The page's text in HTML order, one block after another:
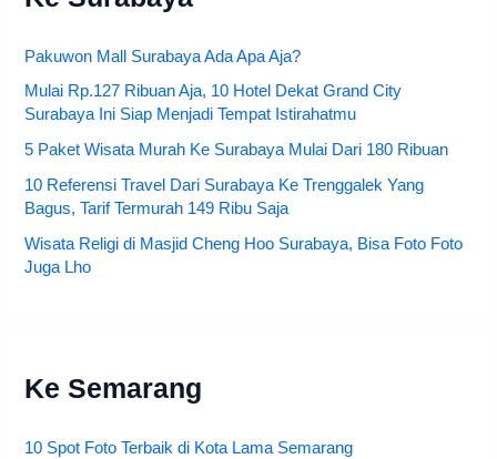
Pakuwon Mall Surabaya Ada Apa Aja?
Mulai Rp.127 Ribuan Aja, 10 Hotel Dekat Grand City
Surabaya Ini Siap Menjadi Tempat Istirahatmu
5 Paket Wisata Murah Ke Surabaya Mulai Dari 180 Ribuan
10 Referensi Travel Dari Surabaya Ke Trenggalek Yang
Bagus, Tarif Termurah 149 Ribu Saja
Wisata Religi di Masjid Cheng Hoo Surabaya, Bisa Foto Foto
Juga Lho
Ke Semarang
10 Spot Foto Terbaik di Kota Lama Semarang